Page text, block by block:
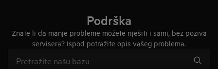
Podrška
Znate li da manje probleme možete riješiti i sami, bez poziva
servisera? Ispod potražite opis vašeg problema.